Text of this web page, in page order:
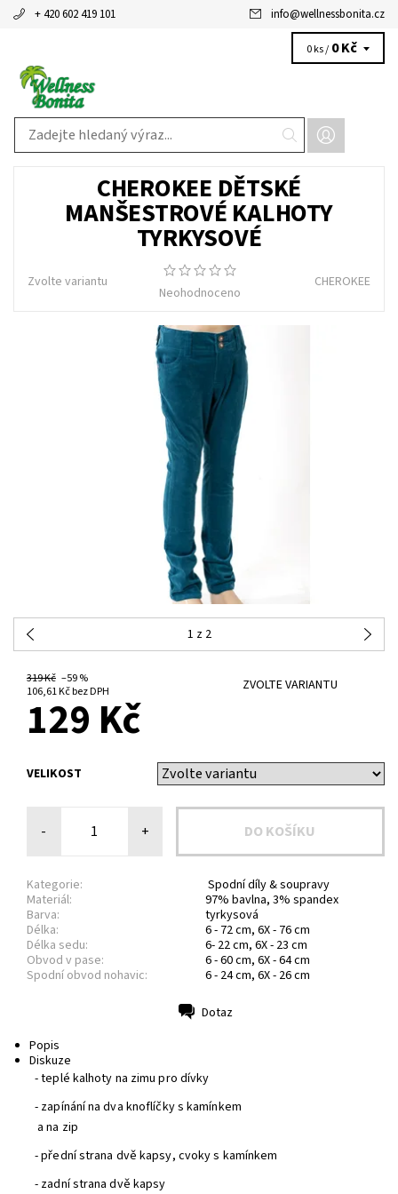
+ 420 602 419 101 info@wellnessbonita.cz
0 ks / 0 Kč
CHEROKEE DĚTSKÉ
MANŠESTROVÉ KALHOTY
TYRKYSOVÉ
Zvolte variantu
Neohodnoceno
CHEROKEE
1 z 2
319 Kč –59 %
106,61 Kč bez DPH
ZVOLTE VARIANTU
129 Kč
VELIKOST
- +
Kategorie:
Spodní díly & soupravy
Materiál:
97% bavlna, 3% spandex
Barva:
tyrkysová
Délka:
6 - 72 cm, 6X - 76 cm
Délka sedu:
6- 22 cm, 6X - 23 cm
Obvod v pase:
6 - 60 cm, 6X - 64 cm
Spodní obvod nohavic:
6 - 24 cm, 6X - 26 cm
Dotaz
Popis
Diskuze
- teplé kalhoty na zimu pro dívky
- zapínání na dva knoflíčky s kamínkem
a na zip
- přední strana dvě kapsy, cvoky s kamínkem
- zadní strana dvě kapsy